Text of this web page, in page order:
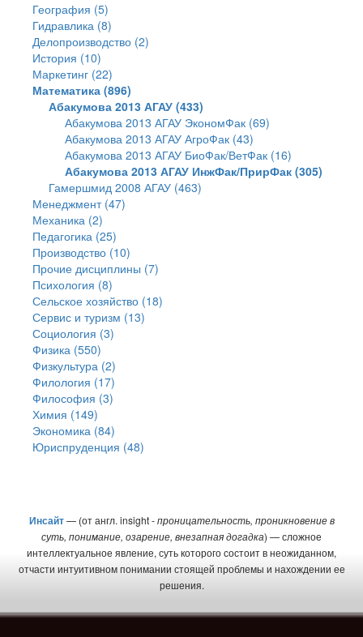
География (5)
Гидравлика (8)
Делопроизводство (2)
История (10)
Маркетинг (22)
Математика (896)
Абакумова 2013 АГАУ (433)
Абакумова 2013 АГАУ ЭкономФак (69)
Абакумова 2013 АГАУ АгроФак (43)
Абакумова 2013 АГАУ БиоФак/ВетФак (16)
Абакумова 2013 АГАУ ИнжФак/ПрирФак (305)
Гамершмид 2008 АГАУ (463)
Менеджмент (47)
Механика (2)
Педагогика (25)
Производство (10)
Прочие дисциплины (7)
Психология (8)
Сельское хозяйство (18)
Сервис и туризм (13)
Социология (3)
Физика (550)
Физкультура (2)
Филология (17)
Философия (3)
Химия (149)
Экономика (84)
Юриспруденция (48)
Инсайт — (от англ. insight -проницательность, проникновение в
суть, понимание, озарение, внезапная догадка) — сложное
интеллектуальное явление, суть которого состоит в неожиданном,
отчасти интуитивном понимании стоящей проблемы и нахождении ее
решения.